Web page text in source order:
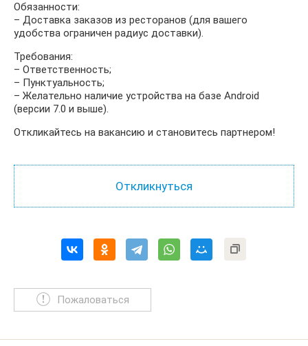
Обязанности:
– Доставка заказов из ресторанов (для вашего
удобства ограничен радиус доставки).
Требования:
– Ответственность;
– Пунктуальность;
– Желательно наличие устройства на базе Android
(версии 7.0 и выше).
Откликайтесь на вакансию и становитесь партнером!
Пожаловаться